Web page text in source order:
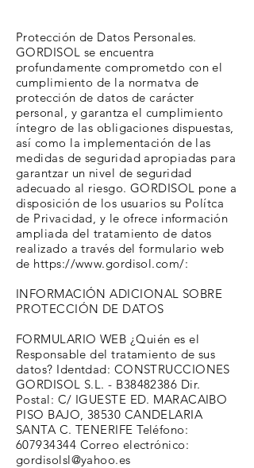
Protección de Datos Personales.
GORDISOL se encuentra
profundamente comprometdo con el
cumplimiento de la normatva de
protección de datos de carácter
personal, y garantza el cumplimiento
íntegro de las obligaciones dispuestas,
así como la implementación de las
medidas de seguridad apropiadas para
garantzar un nivel de seguridad
adecuado al riesgo. GORDISOL pone a
disposición de los usuarios su Polítca
de Privacidad, y le ofrece información
ampliada del tratamiento de datos
realizado a través del formulario web
de https://www.gordisol.com/:
INFORMACIÓN ADICIONAL SOBRE
PROTECCIÓN DE DATOS
FORMULARIO WEB ¿Quién es el
Responsable del tratamiento de sus
datos? Identdad: CONSTRUCCIONES
GORDISOL S.L. - B38482386 Dir.
Postal: C/ IGUESTE ED. MARACAIBO
PISO BAJO, 38530 CANDELARIA
SANTA C. TENERIFE Teléfono:
607934344 Correo electrónico:
gordisolsl@yahoo.es